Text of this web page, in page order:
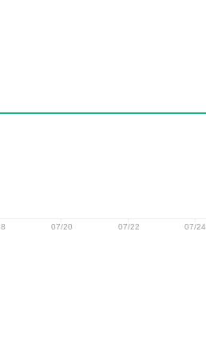
07/20 07/22 07/24